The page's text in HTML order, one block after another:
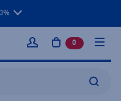
Kirjaudu sisään
0 tuotetta